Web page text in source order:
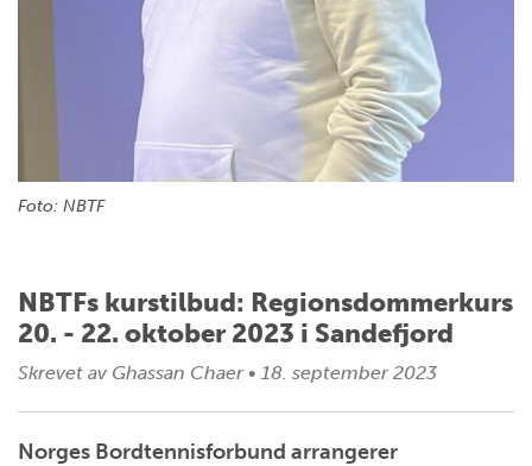
Foto: NBTF
NBTFs kurstilbud: Regionsdommerkurs
20. - 22. oktober 2023 i Sandefjord
Skrevet av Ghassan Chaer • 18. september 2023
Norges Bordtennisforbund arrangerer